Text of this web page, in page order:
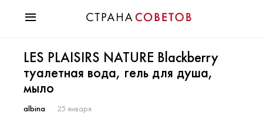
Мода
Звезды
Гороскопы
Здоровье
LES PLAISIRS NATURE Blackberry
туалетная вода, гель для душа,
мыло
albina 25 января